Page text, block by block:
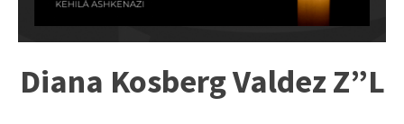
Diana Kosberg Valdez Z”L